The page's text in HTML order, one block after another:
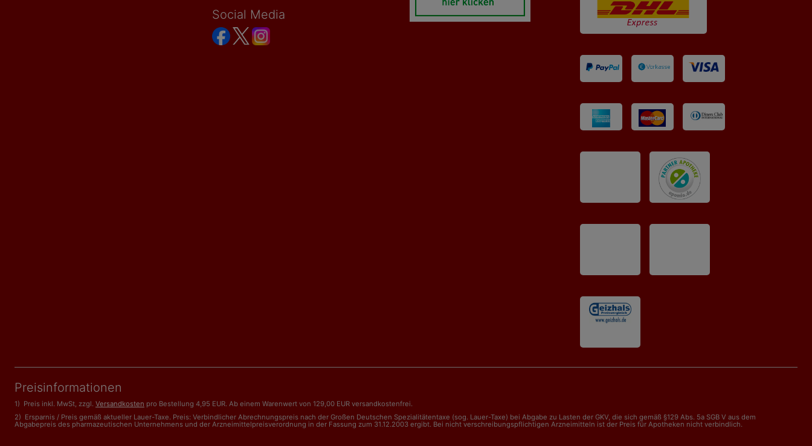
Social Media
Preisinformationen
1) Preis inkl. MwSt, zzgl. Versandkosten pro Bestellung 4,95 EUR. Ab einem Warenwert von 129,00 EUR versandkostenfrei.
2) Ersparnis / Preis gemäß aktueller Lauer-Taxe. Preis: Verbindlicher Abrechnungspreis nach der Großen Deutschen Spezialitätentaxe (sog. Lauer-Taxe) bei Abgabe zu Lasten der GKV, die sich gemäß §129 Abs. 5a SGB V aus dem
Abgabepreis des pharmazeutischen Unternehmens und der Arzneimittelpreisverordnung in der Fassung zum 31.12.2003 ergibt. Bei nicht verschreibungspflichtigen Arzneimitteln ist der Preis für Apotheken nicht verbindlich.